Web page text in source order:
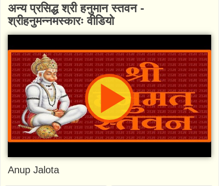
अन्य प्रसिद्ध श्री हनुमान स्तवन -
श्रीहनुमन्नमस्कारः वीडियो
Anup Jalota